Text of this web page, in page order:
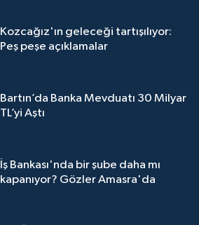
Kozcağız'ın geleceği tartışılıyor:
Peş peşe açıklamalar
Bartın’da Banka Mevduatı 30 Milyar
TL’yi Aştı
İş Bankası'nda bir şube daha mı
kapanıyor? Gözler Amasra'da